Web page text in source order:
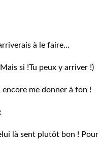
à le faire...
si !Tu peux y arriver !)
encore me donner à fon !
là sent plutôt bon ! Pour